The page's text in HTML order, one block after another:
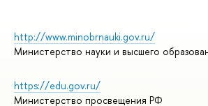
http://www.minobrnauki.gov.ru/
Министерство науки и высшего
https://edu.gov.ru/
Министерство просвещения РФ